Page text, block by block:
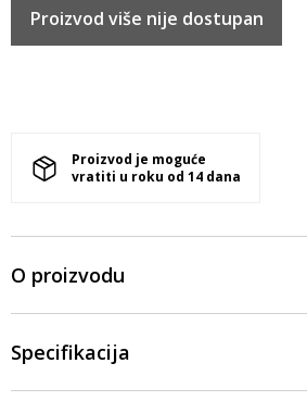
Proizvod više nije dostupan
Proizvod je moguće
vratiti u roku od 14 dana
O proizvodu
Specifikacija